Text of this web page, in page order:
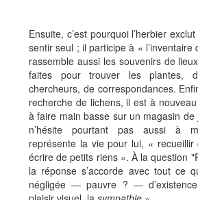
Ensuite, c’est pourquoi l’herbier
sentir seul ; il participe à « l’inventaire
rassemble aussi les souvenirs de
faites pour trouver les plantes,
chercheurs, de correspondances.
recherche de lichens, il est à
à faire main basse sur un magasin de
n’hésite pourtant pas aussi à
représente la vie pour lui, « recueillir
écrire de petits riens ». À la question
la réponse s’accorde avec tout ce
négligée — pauvre ? —